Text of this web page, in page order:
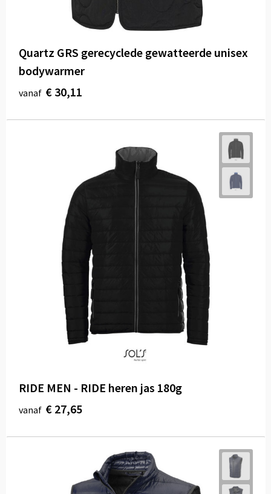
Quartz GRS gerecyclede gewatteerde unisex
bodywarmer
vanaf € 30,11
RIDE MEN - RIDE heren jas 180g
vanaf € 27,65